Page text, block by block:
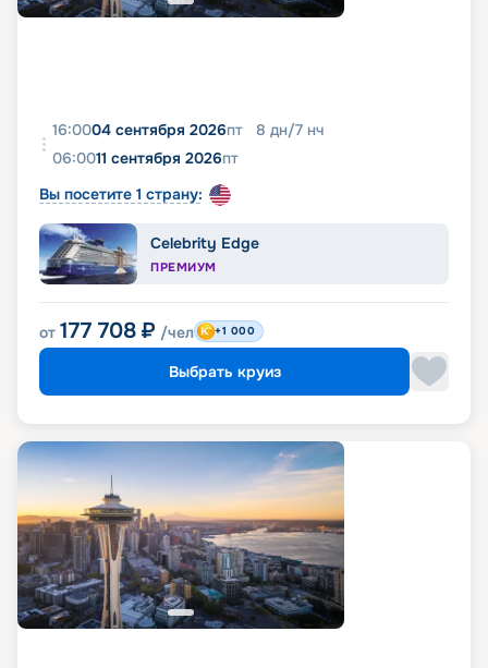
16:0004 сентября 2026пт 8 дн/7 нч
06:0011 сентября 2026пт
Вы посетите 1 страну:
Celebrity Edge
ПРЕМИУМ
от 177 708 ₽ /чел +1 000
Выбрать круиз